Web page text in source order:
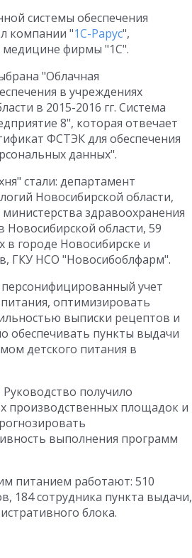
системы обеспечения
компании "1С-Рарус",
фирмы "1С".
"Облачная
в учреждениях
в 2015-2016 гг. Система
8", которая отвечает
ФСТЭК для обеспечения
данных".
стали: департамент
Новосибирской области,
здравоохранения
области, 59
в городе Новосибирске и
ГКУ НСО "Новосибоблфарм".
учет
оптимизировать
выписки рецептов и
обеспечивать пункты выдачи
детского питания в
получило
производственных площадок и
выполнения программ
питанием работают: 510
184 сотрудника пункта выдачи,
блока.